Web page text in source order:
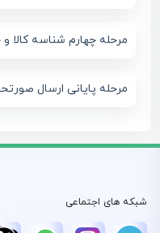
مرحله چهارم شناسه
مرحله پایانی ارسال
شبکه های اجتماعی